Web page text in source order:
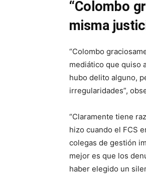
“Colombo
misma
“Colombo
mediático que quiso
hubo delito alguno,
irregularidades”,
“Claramente tiene
hizo cuando el FCS
colegas de gestión
mejor es que los
haber elegido un